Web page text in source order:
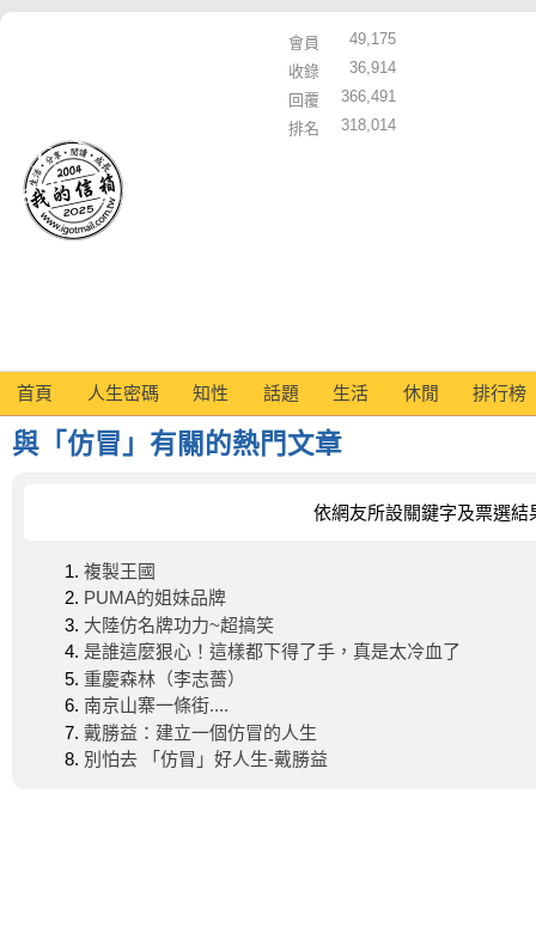
會員
49,175
收錄
36,914
回覆
366,491
排名
318,014
首頁 人生密碼 知性 話題 生活 休閒 排行榜
與「仿冒」有關的熱門文章
依網友所設關鍵字及票選結
複製王國
PUMA的姐妹品牌
大陸仿名牌功力~超搞笑
是誰這麼狠心！這樣都下得了手，真是太冷血了
重慶森林（李志薔）
南京山寨一條街....
戴勝益：建立一個仿冒的人生
別怕去 「仿冒」好人生-戴勝益